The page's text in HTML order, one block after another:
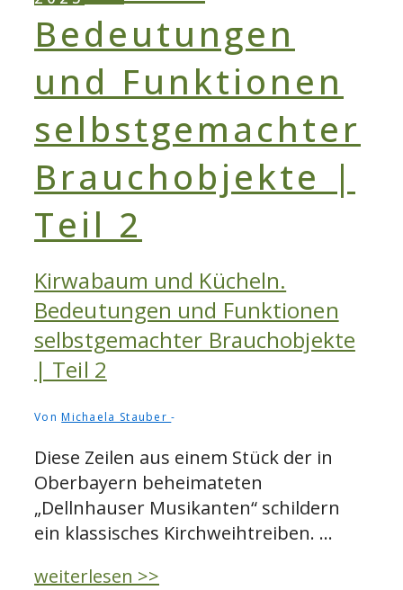
Kirwabaum und Kücheln.
Bedeutungen und Funktionen
selbstgemachter Brauchobjekte
| Teil 2
VonMichaela Stauber
Diese Zeilen aus einem Stück der in
Oberbayern beheimateten
„Dellnhauser Musikanten“ schildern
ein klassisches Kirchweihtreiben. …
Kirwabaum
weiterlesen >>